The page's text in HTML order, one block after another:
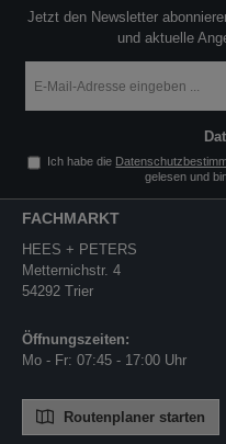
Jetzt den Newsletter
und aktuelle
Mail-
*
Ich habe die
gelesen und
FACHMARKT
HEES + PETERS
Metternichstr. 4
54292 Trier
Öffnungszeiten:
Mo - Fr: 07:45 - 17:00 Uhr
Routenplaner starten